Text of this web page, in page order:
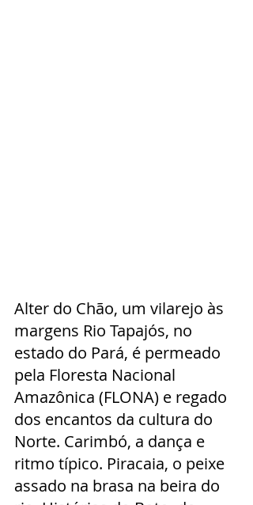
Alter do Chão, um vilarejo às
margens Rio Tapajós, no
estado do Pará, é permeado
pela Floresta Nacional
Amazônica (FLONA) e regado
dos encantos da cultura do
Norte. Carimbó, a dança e
ritmo típico. Piracaia, o peixe
assado na brasa na beira do